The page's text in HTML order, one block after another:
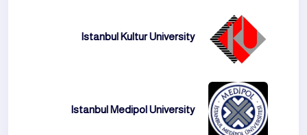
Istanbul Kultur University
Istanbul Medipol University